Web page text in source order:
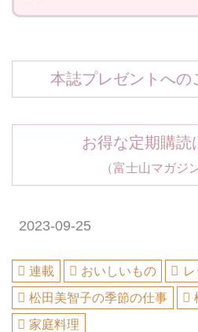
本誌プレゼントへの
お得な定期購読
（富士山マガジ
2023-09-25
連載 おいしいもの
松田美智子の季節の仕事
家庭料理